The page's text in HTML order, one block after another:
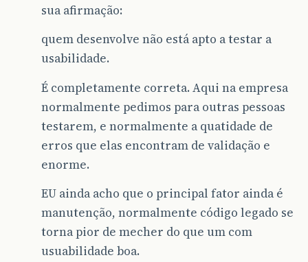
sua afirmação:
quem desenvolve não está apto a testar a
usabilidade.
É completamente correta. Aqui na empresa
normalmente pedimos para outras pessoas
testarem, e normalmente a quatidade de
erros que elas encontram de validação e
enorme.
EU ainda acho que o principal fator ainda é
manutenção, normalmente código legado se
torna pior de mecher do que um com
usuabilidade boa.